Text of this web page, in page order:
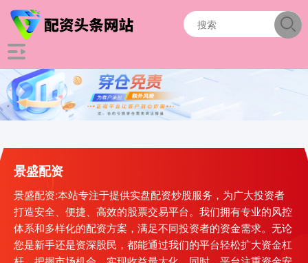
景盛配资
景盛配资:本站专注于提供实盘配资炒股服务，为广大投资者
打造安全、便捷、高效的股票交易平台。我们拥有专业的风控
体系和多样化的配资方案，满足不同投资者的资金需求。无论
您是新手还是资深股民，都能通过我们的平台轻松扩大资金杠